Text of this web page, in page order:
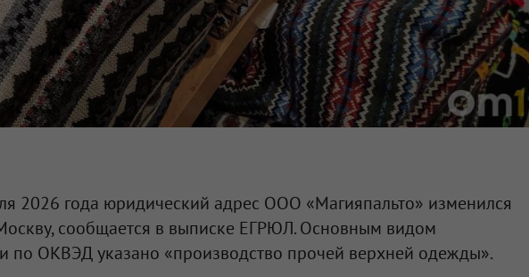
2026 года юридический адрес ООО «Магияпальто» изменился
сообщается в выписке ЕГРЮЛ. Основным видом
по ОКВЭД указано «производство прочей верхней одежды».